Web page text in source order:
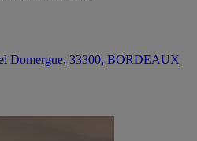
Domergue, 33300, BORDEAUX